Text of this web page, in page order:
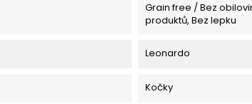
Grain free / Bez
produktů, Bez lepku
Leonardo
Kočky